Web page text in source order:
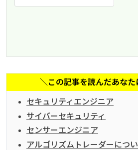
＼この記事を読んだあなた
セキュリティエンジニア
サイバーセキュリティ
センサーエンジニア
アルゴリズムトレーダーにつ